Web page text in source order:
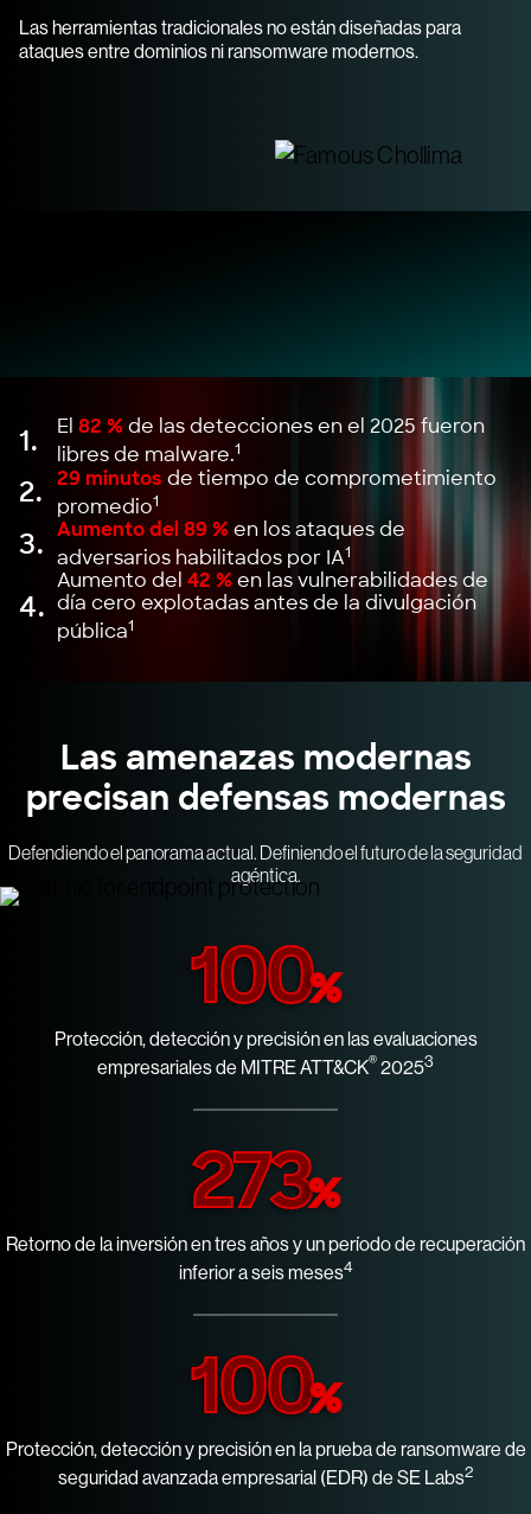
Las herramientas tradicionales no están diseñadas para
ataques entre dominios ni ransomware modernos.
1. El 82 %de las detecciones en el 2025 fueron
libres de malware.1
2. 29 minutos de tiempo de comprometimiento
promedio1
3. Aumento del 89 %en los ataques de
adversarios habilitados por IA1
4.
Aumento del 42 %en las vulnerabilidades de
día cero explotadas antes de la divulgación
pública1
Las amenazas modernas
precisan defensas modernas
Defendiendo el panorama actual. Definiendo el futuro de la seguridad
agéntica.
100%
Protección, detección y precisión en las evaluaciones
empresariales de MITRE ATT&CK® 20253
273%
Retorno de la inversión en tres años y un período de recuperación
inferior a seis meses4
100%
Protección, detección y precisión en la prueba de ransomware de
seguridad avanzada empresarial (EDR) de SE Labs2